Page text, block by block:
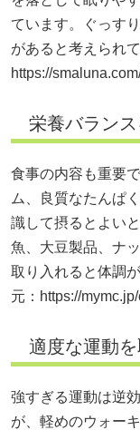
ています。ぐっす
があると考えられ
https://
栄養バラン
食事の内容も重要
ム、良質なたんぱ
識して摂るとよい
魚、大豆製品、ナ
取り入れると体調
元： https://
適度な運動
強すぎる運動は逆
が、軽めのウォー